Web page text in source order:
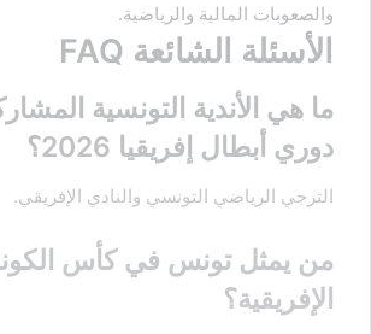
والصعوبات المالية والرياضية.
الأسئلة الشائعة FAQ
ما هي الأندية التونسية
دوري أبطال إفريقيا 2026؟
الترجي الرياضي التونسي والنادي الإفريقي.
من يمثل تونس في كأس
الإفريقية؟